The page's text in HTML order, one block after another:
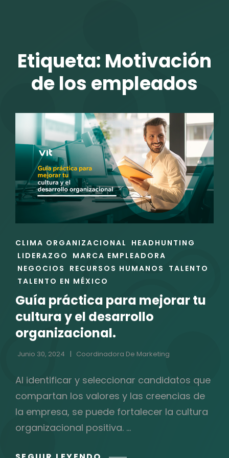
Etiqueta: Motivación
de los empleados
ENLACES
DE
LAS
CATEGORÍAS
CLIMA ORGANIZACIONAL
HEADHUNTING
LIDERAZGO
MARCA EMPLEADORA
NEGOCIOS
RECURSOS HUMANOS
TALENTO
TALENTO EN MÉXICO
Guía práctica para mejorar tu
cultura y el desarrollo
organizacional.
Junio 30, 2024 Coordinadora De Marketing
Al identificar y seleccionar candidatos que
compartan los valores y las creencias de
la empresa, se puede fortalecer la cultura
organizacional positiva. …